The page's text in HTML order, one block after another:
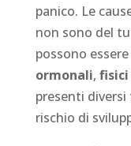
panico. Le
non sono del
possono
ormonali, fisici
presenti
rischio di